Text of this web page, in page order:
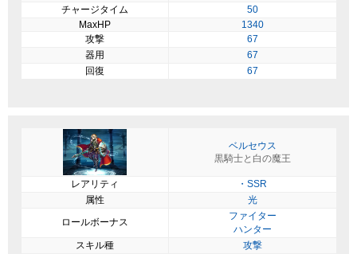
チャージタイム
50
MaxHP
1340
攻撃
67
器用
67
回復
67
ベルセウス
黒騎士と白の魔王
レアリティ
・SSR
属性
光
ロールボーナス
ファイター
ハンター
スキル種
攻撃